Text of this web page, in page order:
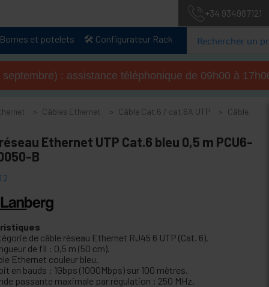
+34 934987121
Bornes et potelets 🛠️ Configurateur Rack
: assistance téléphonique de 09h00 à
Câbles Ethernet Câble Cat.6 / cat.6A UTP
Câble
Ethernet UTP Cat.6 bleu 0,5 m PCU6-
B
de câble réseau Ethernet RJ45 6 UTP (Cat. 6).
de fil : 0,5 m (50 cm).
Ethernet couleur bleu.
en bauds : 1Gbps (1000Mbps) sur 100 mètres.
passante maximale par régulation : 250 MHz.